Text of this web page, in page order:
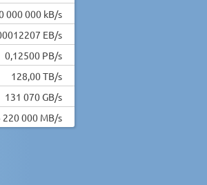
000 000 kB/s
EB/s
0,12500 PB/s
128,00 TB/s
131 070 GB/s
220 000 MB/s